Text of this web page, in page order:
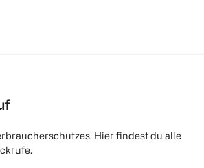
Hier findest du alle